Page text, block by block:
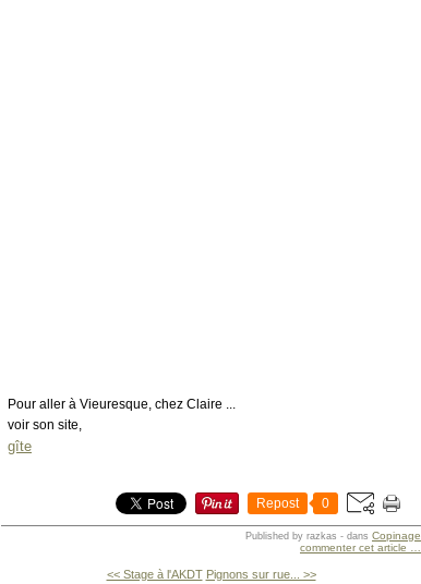
Pour aller à Vieuresque, chez Claire ...
voir son site,
gîte
Repost 0
Published by razkas - dans Copinage
commenter cet article
<< Stage à l'AKDT Pignons sur rue... >>